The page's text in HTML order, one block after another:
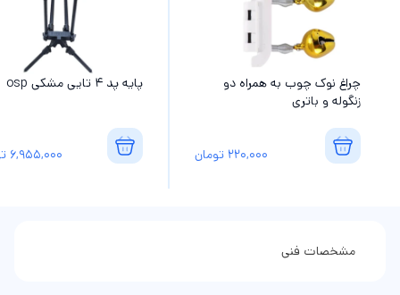
چراغ نوک چوب به همراه دو
زنگوله و باتری
220,000 تومان
پایه پد 4 تایی مشکی osp
6,955,000
مشخصات فنی